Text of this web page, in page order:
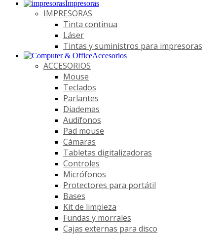
Impresoras
IMPRESORAS
Tinta continua
Láser
Tintas y suministros para impresoras
Accesorios
ACCESORIOS
Mouse
Teclados
Parlantes
Diademas
Audífonos
Pad mouse
Cámaras
Tabletas digitalizadoras
Controles
Micrófonos
Protectores para portátil
Bases
Kit de limpieza
Fundas y morrales
Cajas externas para disco